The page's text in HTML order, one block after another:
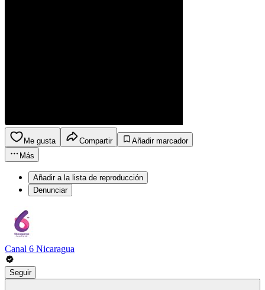
Me gusta Compartir
Añadir marcador
Más
Añadir a la lista de reproducción
Denunciar
Canal 6 Nicaragua
Seguir